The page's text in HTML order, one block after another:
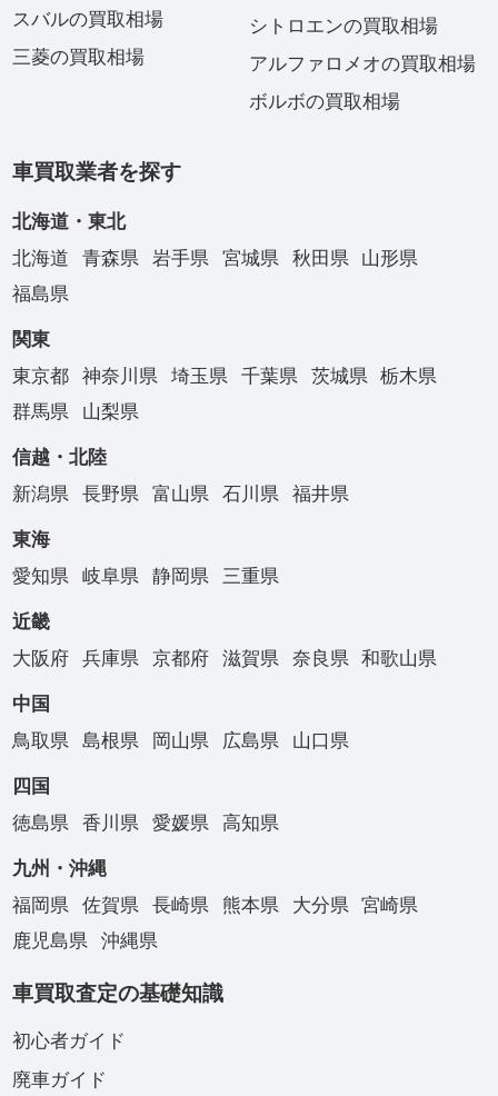
スバルの買取相場
三菱の買取相場
シトロエンの買取相場
アルファロメオの買取相場
ボルボの買取相場
車買取業者を探す
北海道・東北
北海道
青森県 岩手県 宮城県 秋田県
山形県
福島県
関東
東京都
神奈川県 埼玉県 千葉県 茨城県
栃木県
群馬県
山梨県
信越・北陸
新潟県
長野県 富山県 石川県 福井県
東海
愛知県
岐阜県 静岡県 三重県
近畿
大阪府
兵庫県 京都府 滋賀県 奈良県 和歌山県
中国
鳥取県
島根県 岡山県 広島県 山口県
四国
徳島県
香川県 愛媛県 高知県
九州・沖縄
福岡県
佐賀県 長崎県 熊本県 大分県
宮崎県
鹿児島県
沖縄県
車買取査定の基礎知識
初心者ガイド
廃車ガイド